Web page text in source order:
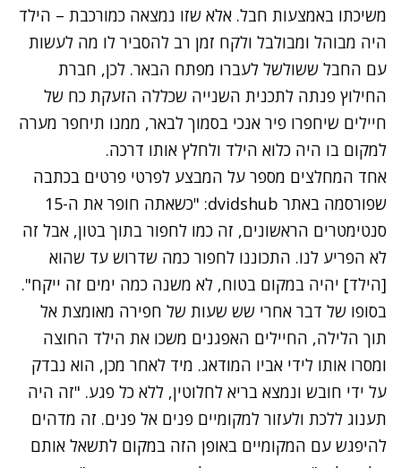
משיכתו באמצעות חבל. אלא שזו נמצאה כמורכבת – הילד
היה מבוהל ומבולבל ולקח זמן רב להסביר לו מה לעשות
עם החבל ששולשל לעברו מפתח הבאר. לכן, חברת
החילוץ פנתה לתכנית השנייה שכללה הזעקת כח של
חיילים שיחפרו פיר אנכי בסמוך לבאר, ממנו תיחפר מערה
למקום בו היה כלוא הילד ולחלץ אותו דרכה.
אחד המחלצים מספר על המבצע לפרטי פרטים בכתבה
שפורסמה באתר dvidshub
: "כשאתה חופר את ה-15
סנטימטרים הראשונים, זה כמו לחפור בתוך בטון, אבל זה
לא הפריע לנו. התכוננו לחפור כמה שדרוש עד שהוא
[הילד] יהיה במקום בטוח, לא משנה כמה ימים זה ייקח".
בסופו של דבר אחרי שש שעות של חפירה מאומצת אל
תוך הלילה, החיילים האפגנים משכו את הילד החוצה
ומסרו אותו לידי אביו המודאג. מיד לאחר מכן, הוא נבדק
על ידי חובש ונמצא בריא לחלוטין, ללא כל פגע. "זה היה
תענוג ללכת ולעזור למקומיים פנים אל פנים. זה מדהים
להיפגש עם המקומיים באופן הזה במקום לתשאל אותם